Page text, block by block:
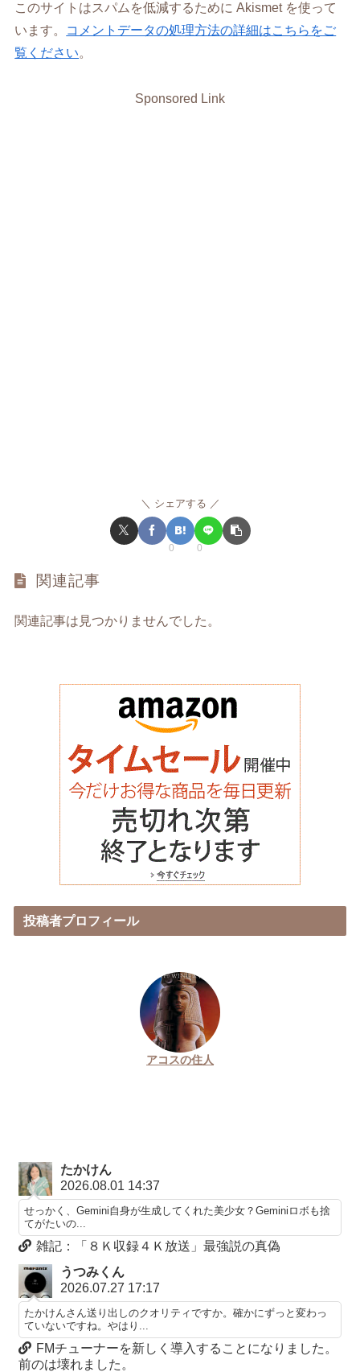
このサイトはスパムを低減するために Akismet を使って
います。
コメントデータの処理方法の詳細はこちらをご
覧ください。
Sponsored Link
シェアする
0 0
関連記事
関連記事は見つかりませんでした。
投稿者プロフィール
アコスの住人
たかけん
2026.08.01 14:37
せっかく、Gemini自身が生成してくれた美少女？Geminiロボも捨
てがたいの...
雑記：「８Ｋ収録４Ｋ放送」最強説の真偽
うつみくん
2026.07.27 17:17
たかけんさん送り出しのクオリティですか。確かにずっと変わっ
ていないですね。やはり...
FMチューナーを新しく導入することになりました。
前のは壊れました。